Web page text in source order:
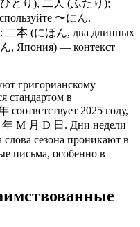
とり), 二人 (ふたり);
〜にん.
二本 (にほん, два длинных
, Япония) — контекст
григорианскому
стандартом в
2025 году,
M 月 D 日. Дни недели
сезона проникают в
письма, особенно в